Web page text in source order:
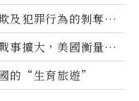
及犯罪行為的剝奪公
事擴大，美國衡量地
的“生育旅遊”